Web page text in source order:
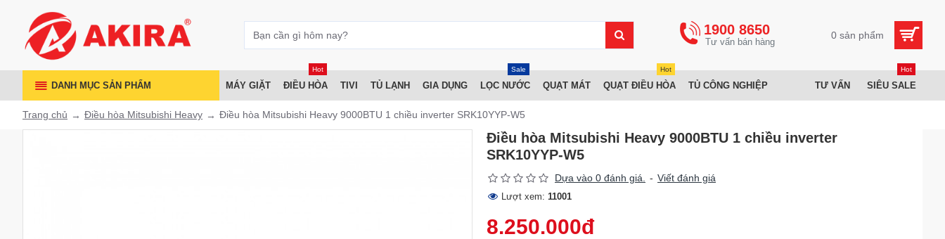
1900 8650 0 sản phẩm
DANH MỤC SẢN PHẨM MÁY GIẶT ĐIỀU HÒA
Hot
TIVI TỦ LẠNH GIA DỤNG LỌC NƯỚC
Sale
QUẠT MÁT QUẠT ĐIỀU HÒA
Hot
TỦ CÔNG NGHIỆP TƯ VẤN SIÊU SALE
Hot
Trang chủ Điều hòa Mitsubishi Heavy Điều hòa Mitsubishi Heavy 9000BTU 1 chiều inverter SRK10YYP-W5
Điều hòa Mitsubishi Heavy 9000BTU 1 chiều inverter
SRK10YYP-W5
Dựa vào 0 đánh giá. - Viết đánh giá
Lượt xem: 11001
8.250.000đ